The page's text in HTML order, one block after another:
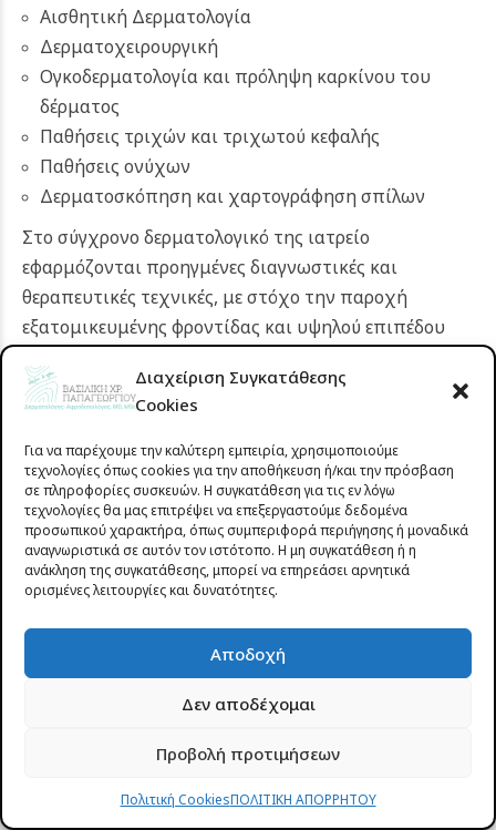
Διαχείριση Συγκατάθεσης
Cookies
Για να παρέχουμε την καλύτερη εμπειρία, χρησιμοποιούμε
τεχνολογίες όπως cookies για την αποθήκευση ή/και την πρόσβαση
σε πληροφορίες συσκευών. Η συγκατάθεση για τις εν λόγω
τεχνολογίες θα μας επιτρέψει να επεξεργαστούμε δεδομένα
προσωπικού χαρακτήρα, όπως συμπεριφορά περιήγησης ή μοναδικά
αναγνωριστικά σε αυτόν τον ιστότοπο. Η μη συγκατάθεση ή η
ανάκληση της συγκατάθεσης, μπορεί να επηρεάσει αρνητικά
ορισμένες λειτουργίες και δυνατότητες.
Αποδοχή
Δεν αποδέχομαι
Προβολή προτιμήσεων
Πολιτική CookiesΠΟΛΙΤΙΚΗ ΑΠΟΡΡΗΤΟΥ
Αισθητική Δερματολογία
Δερματοχειρουργική
Ογκοδερματολογία και πρόληψη καρκίνου του
δέρματος
Παθήσεις τριχών και τριχωτού κεφαλής
Παθήσεις ονύχων
Δερματοσκόπηση και χαρτογράφηση σπίλων
Στο σύγχρονο δερματολογικό της ιατρείο
εφαρμόζονται προηγμένες διαγνωστικές και
θεραπευτικές τεχνικές, με στόχο την παροχή
εξατομικευμένης φροντίδας και υψηλού επιπέδου
περιλαμβάνονται:
Δερματοσκόπηση για την έγκαιρη διάγνωση
δερματικών βλαβών
Θεραπείες με ιατρικά laser τελευταίας τεχνολογίας
Σύγχρονες αισθητικές και ενέσιμες θεραπείες
Εξειδικευμένες θεραπείες αναζωογόνησης και
βελτίωσης της ποιότητας του δέρματος
Επικοινωνήστε με τη Δερματολόγο
Βασιλική Παπαγεωργίου
Η υγεία και η σωστή φροντίδα της επιδερμίδας δεν
περιορίζονται μόνο στους καλοκαιρινούς μήνες,
πρόληψη, την προστασία και τη διατήρηση της